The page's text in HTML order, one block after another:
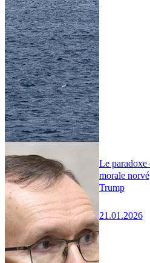
Le paradoxe
morale
Trump
21.01.2026